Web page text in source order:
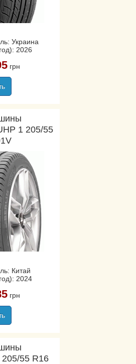
Украина
2026
грн
1 205/55
Китай
2024
грн
55 R16